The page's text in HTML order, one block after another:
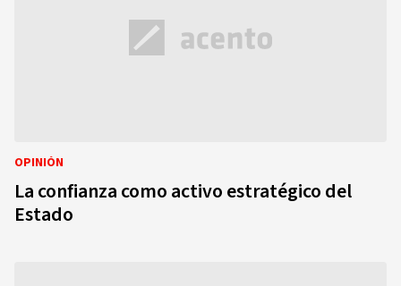
OPINIÓN
La confianza como activo estratégico del
Estado